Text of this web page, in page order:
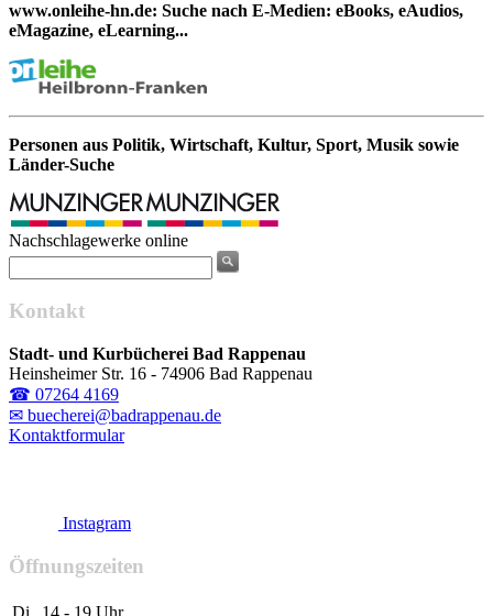
www.onleihe-hn.de: Suche nach E-Medien: eBooks, eAudios,
eMagazine, eLearning...
Personen aus Politik, Wirtschaft, Kultur, Sport, Musik sowie
Länder-Suche
Nachschlagewerke online
Kontakt
Stadt- und Kurbücherei Bad Rappenau
Heinsheimer Str. 16 - 74906 Bad Rappenau
☎ 07264 4169
✉ buecherei@badrappenau.de
Kontaktformular
Instagram
Öffnungszeiten
Di 14 - 19 Uhr